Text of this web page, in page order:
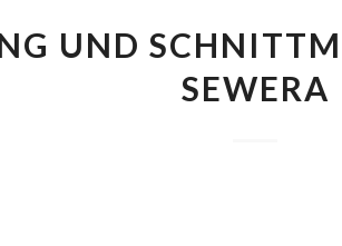
UND
SEWERA